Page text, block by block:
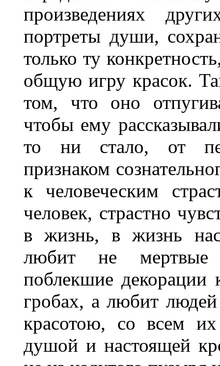
произведениях
портреты души,
только ту
общую игру красок.
том, что оно
чтобы ему
то ни стало, от
признаком
к человеческим
человек, страстно
в жизнь, в жизнь
любит не мертвые
поблекшие декорации
гробах, а любит
красотою, со всем
душой и настоящей